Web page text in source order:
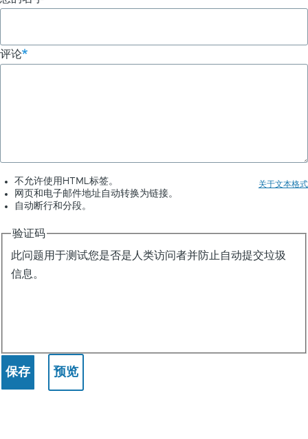
评论
关于文本格式
不允许使用HTML标签。
网页和电子邮件地址自动转换为链接。
自动断行和分段。
验证码
此问题用于测试您是否是人类访问者并防止自动提交垃圾
信息。